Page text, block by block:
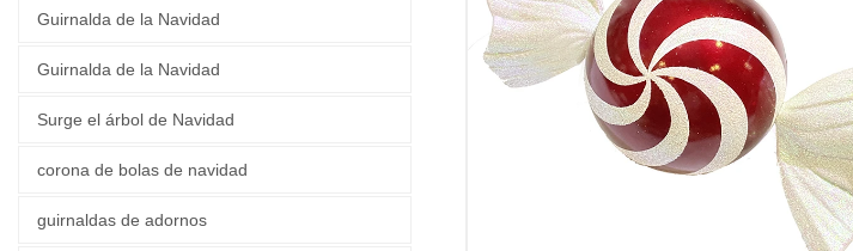
Guirnalda de la Navidad
Guirnalda de la Navidad
Surge el árbol de Navidad
corona de bolas de navidad
guirnaldas de adornos